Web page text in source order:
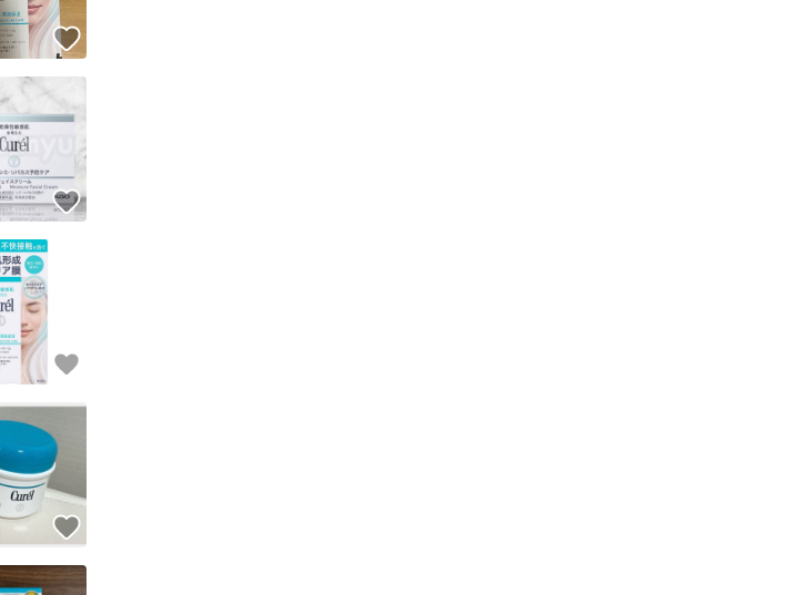
ザーの実績について
たしたユーザーにバッジを付与しています
リマの基準をクリアした安心・安全なユーザーです
ーはYahoo!フリマの取引を完了させた実績があります
ーは他フリマサービスでの取引実績があります
送を保証しているものではありません
ーは高頻度で24時間以内＆設定した発送日数内に発送してい
ーは高頻度で24時間以内に発送しています
の情報をコピーします
れています
出品ページへ
キャンセル
いいね！